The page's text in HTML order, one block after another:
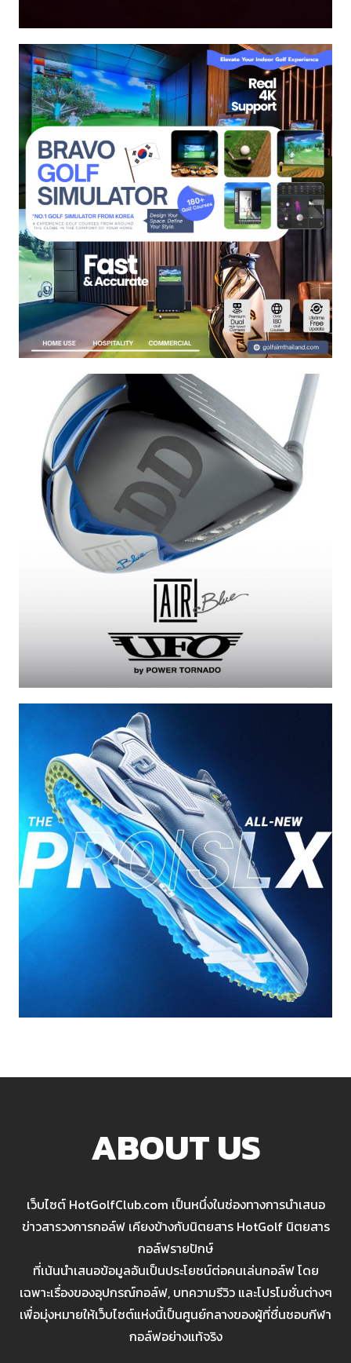
ABOUT US
เว็บไซต์ HotGolfClub.com เป็นหนึ่งในช่องทางการนำเสนอ
ข่าวสารวงการกอล์ฟ เคียงข้างกับนิตยสาร HotGolf นิตยสาร
กอล์ฟรายปักษ์
ที่เน้นนำเสนอข้อมูลอันเป็นประโยชน์ต่อคนเล่นกอล์ฟ โดย
เฉพาะเรื่องของอุปกรณ์กอล์ฟ, บทความรีวิว และโปรโมชั่นต่างๆ
เพื่อมุ่งหมายให้เว็บไซต์แห่งนี้เป็นศูนย์กลางของผู้ที่ชื่นชอบกีฬา
กอล์ฟอย่างแท้จริง